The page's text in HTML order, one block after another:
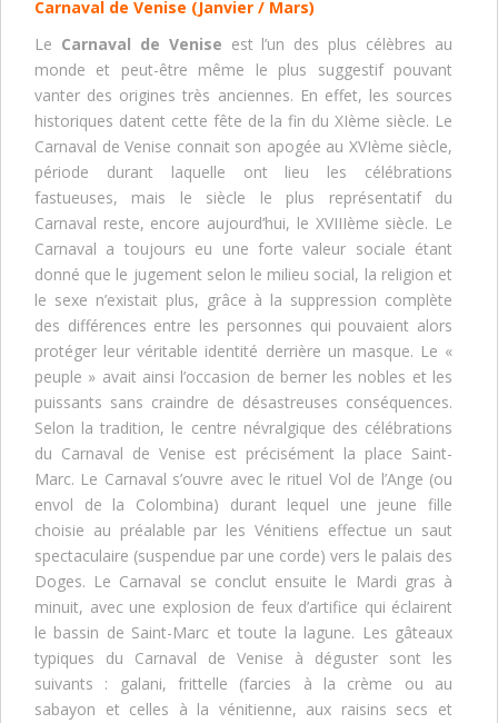
Carnaval de Venise (Janvier / Mars)
Le Carnaval de Venise est l’un des plus célèbres au
monde et peut-être même le plus suggestif pouvant
vanter des origines très anciennes. En effet, les sources
historiques datent cette fête de la fin du XIème siècle. Le
Carnaval de Venise connait son apogée au XVIème siècle,
période durant laquelle ont lieu les célébrations
fastueuses, mais le siècle le plus représentatif du
Carnaval reste, encore aujourd’hui, le XVIIIème siècle. Le
Carnaval a toujours eu une forte valeur sociale étant
donné que le jugement selon le milieu social, la religion et
le sexe n’existait plus, grâce à la suppression complète
des différences entre les personnes qui pouvaient alors
protéger leur véritable identité derrière un masque. Le «
peuple » avait ainsi l’occasion de berner les nobles et les
puissants sans craindre de désastreuses conséquences.
Selon la tradition, le centre névralgique des célébrations
du Carnaval de Venise est précisément la place Saint-
Marc. Le Carnaval s’ouvre avec le rituel Vol de l’Ange (ou
envol de la Colombina) durant lequel une jeune fille
choisie au préalable par les Vénitiens effectue un saut
spectaculaire (suspendue par une corde) vers le palais des
Doges. Le Carnaval se conclut ensuite le Mardi gras à
minuit, avec une explosion de feux d’artifice qui éclairent
le bassin de Saint-Marc et toute la lagune. Les gâteaux
typiques du Carnaval de Venise à déguster sont les
suivants : galani, frittelle (farcies à la crème ou au
sabayon et celles à la vénitienne, aux raisins secs et